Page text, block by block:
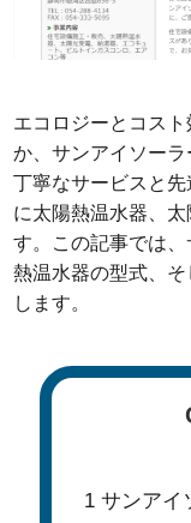
エコロジーとコス
か、サンアイソー
丁寧なサービスと
に太陽熱温水器、
す。この記事では
熱温水器の型式、
します。
1 サンアイ